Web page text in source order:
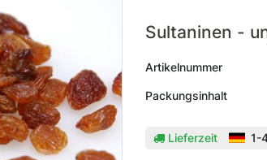
Sultaninen -
Artikelnummer
Packungsinhalt
Lieferzeit 1-